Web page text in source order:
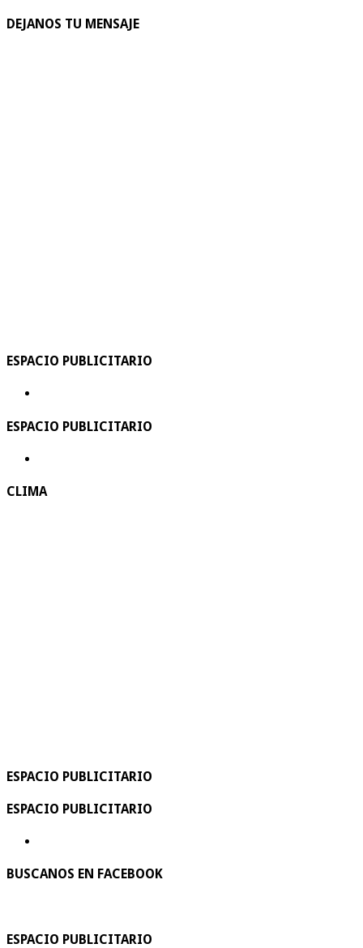
DEJANOS TU MENSAJE
ESPACIO PUBLICITARIO
ESPACIO PUBLICITARIO
CLIMA
ESPACIO PUBLICITARIO
ESPACIO PUBLICITARIO
BUSCANOS EN FACEBOOK
ESPACIO PUBLICITARIO